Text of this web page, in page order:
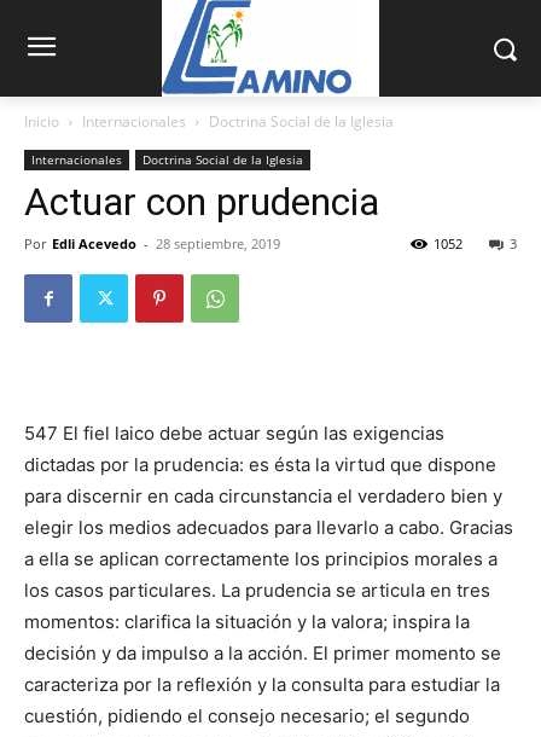
Inicio Internacionales Doctrina Social de la Iglesia
Internacionales Doctrina Social de la Iglesia
Actuar con prudencia
Por Edli Acevedo - 28 septiembre, 2019 3
1052
547 El fiel laico debe actuar según las exigencias
dictadas por la prudencia: es ésta la virtud que dispone
para discernir en cada circunstancia el verdadero bien y
elegir los medios adecuados para llevarlo a cabo. Gracias
a ella se aplican correctamente los principios morales a
los casos particulares. La prudencia se articula en tres
momentos: clarifica la situación y la valora; inspira la
decisión y da impulso a la acción. El primer momento se
caracteriza por la reflexión y la consulta para estudiar la
cuestión, pidiendo el consejo necesario; el segundo